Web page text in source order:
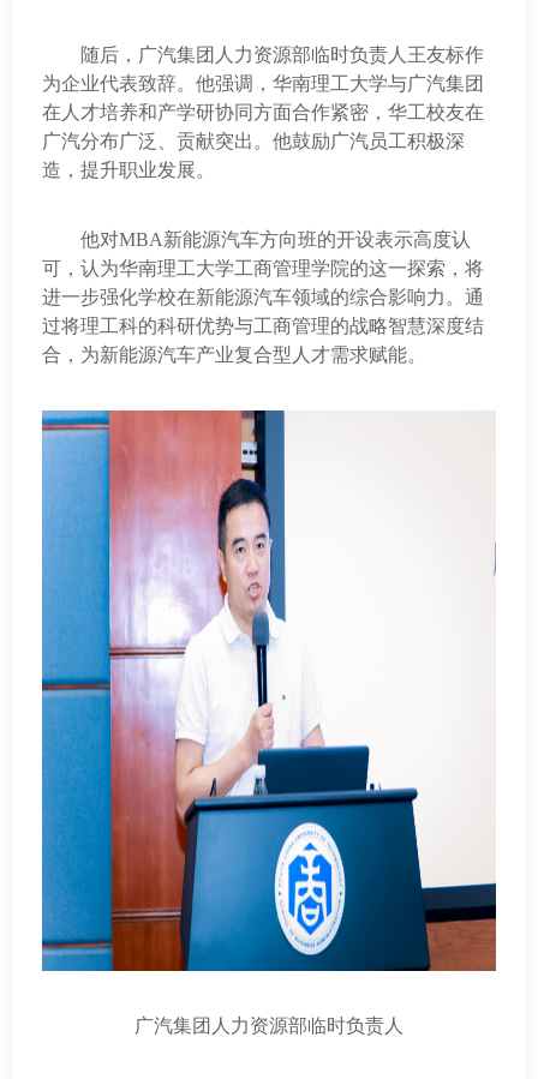
随后，广汽集团人力资源部临时负责人王友标作
为企业代表致辞。他强调，华南理工大学与广汽集团
在人才培养和产学研协同方面合作紧密，华工校友在
广汽分布广泛、贡献突出。他鼓励广汽员工积极深
造，提升职业发展。
他对MBA新能源汽车方向班的开设表示高度认
可，认为华南理工大学工商管理学院的这一探索，将
进一步强化学校在新能源汽车领域的综合影响力。通
过将理工科的科研优势与工商管理的战略智慧深度结
合，为新能源汽车产业复合型人才需求赋能。
广汽集团人力资源部临时负责人